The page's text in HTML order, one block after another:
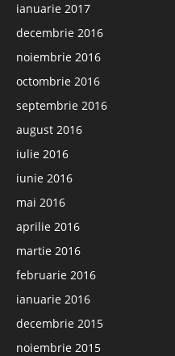
ianuarie 2017
decembrie 2016
noiembrie 2016
octombrie 2016
septembrie 2016
august 2016
iulie 2016
iunie 2016
mai 2016
aprilie 2016
martie 2016
februarie 2016
ianuarie 2016
decembrie 2015
noiembrie 2015